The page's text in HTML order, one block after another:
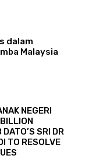
dalam
Malaysia
NEGERI
SRI DR
TO RESOLVE